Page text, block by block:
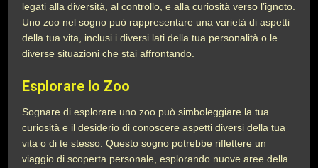
legati alla diversità, al controllo, e alla curiosità verso l’ignoto.
Uno zoo nel sogno può rappresentare una varietà di aspetti
della tua vita, inclusi i diversi lati della tua personalità o le
diverse situazioni che stai affrontando.
Esplorare lo Zoo
Sognare di esplorare uno zoo può simboleggiare la tua
curiosità e il desiderio di conoscere aspetti diversi della tua
vita o di te stesso. Questo sogno potrebbe riflettere un
viaggio di scoperta personale, esplorando nuove aree della